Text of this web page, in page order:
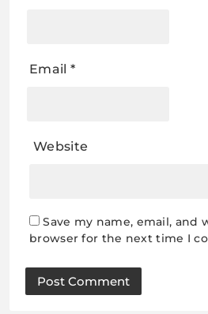
Email *
Website
Save my name, email, and
browser for the next time I